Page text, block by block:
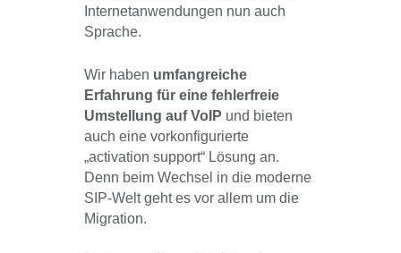
Internetanwendungen nun auch
Sprache.
Wir haben umfangreiche
Erfahrung für eine fehlerfreie
Umstellung auf VoIP und bieten
auch eine vorkonfigurierte
„activation support“ Lösung an.
Denn beim Wechsel in die moderne
SIP-Welt geht es vor allem um die
Migration.